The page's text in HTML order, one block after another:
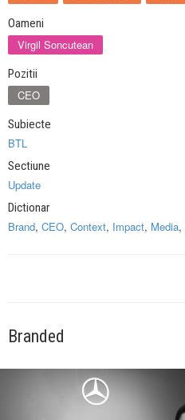
Oameni
Virgil Soncutean
Pozitii
CEO
Subiecte
BTL
Sectiune
Update
Dictionar
Brand, CEO, Context, Impact, Media,
Branded